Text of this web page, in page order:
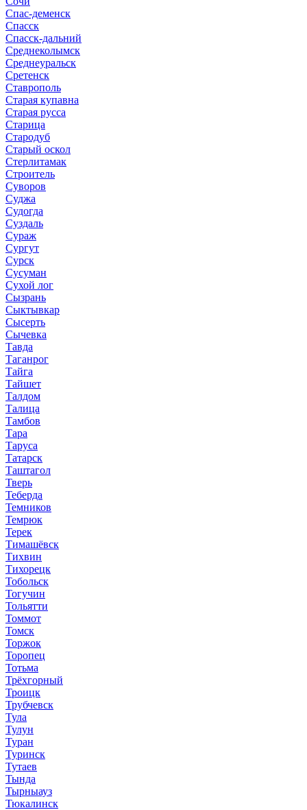
Спас-деменск
Спасск
Спасск-дальний
Среднеколымск
Среднеуральск
Сретенск
Ставрополь
Старая купавна
Старая русса
Старица
Стародуб
Старый оскол
Стерлитамак
Строитель
Суворов
Суджа
Судогда
Суздаль
Сураж
Сургут
Сурск
Сусуман
Сухой лог
Сызрань
Сыктывкар
Сысерть
Сычевка
Тавда
Таганрог
Тайга
Тайшет
Талдом
Талица
Тамбов
Тара
Таруса
Татарск
Таштагол
Тверь
Теберда
Темников
Темрюк
Терек
Тимашёвск
Тихвин
Тихорецк
Тобольск
Тогучин
Тольятти
Томмот
Томск
Торжок
Торопец
Тотьма
Трёхгорный
Троицк
Трубчевск
Тула
Тулун
Туран
Туринск
Тутаев
Тында
Тырныауз
Тюкалинск